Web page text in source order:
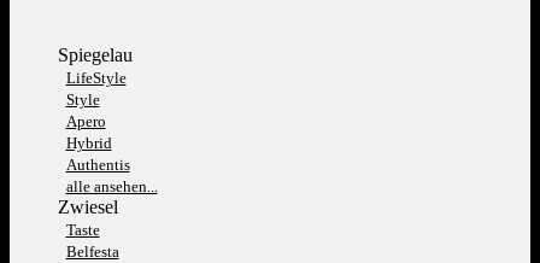
Spiegelau
LifeStyle
Style
Apero
Hybrid
Authentis
alle ansehen...
Zwiesel
Taste
Belfesta